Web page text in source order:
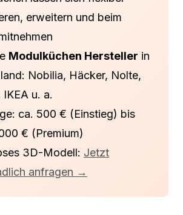
erweitern und beim
Modulküchen Hersteller in
Nobilia, Häcker, Nolte,
IKEA u. a.
ca. 500 € (Einstieg) bis
€ (Premium)
3D-Modell: Jetzt
anfragen →